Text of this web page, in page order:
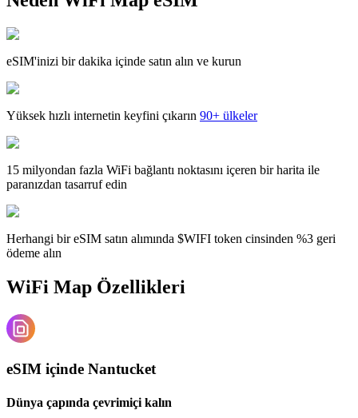
eSIM'inizi bir dakika içinde satın alın ve kurun
Yüksek hızlı internetin keyfini çıkarın 90+ ülkeler
15 milyondan fazla WiFi bağlantı noktasını içeren bir harita ile
paranızdan tasarruf edin
Herhangi bir eSIM satın alımında $WIFI token cinsinden %3 geri
ödeme alın
WiFi Map Özellikleri
eSIM içinde Nantucket
Dünya çapında çevrimiçi kalın